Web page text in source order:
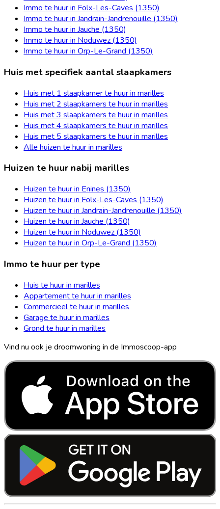
Immo te huur in Folx-Les-Caves (1350)
Immo te huur in Jandrain-Jandrenouille (1350)
Immo te huur in Jauche (1350)
Immo te huur in Noduwez (1350)
Immo te huur in Orp-Le-Grand (1350)
Huis met specifiek aantal slaapkamers
Huis met 1 slaapkamer te huur in marilles
Huis met 2 slaapkamers te huur in marilles
Huis met 3 slaapkamers te huur in marilles
Huis met 4 slaapkamers te huur in marilles
Huis met 5 slaapkamers te huur in marilles
Alle huizen te huur in marilles
Huizen te huur nabij marilles
Huizen te huur in Enines (1350)
Huizen te huur in Folx-Les-Caves (1350)
Huizen te huur in Jandrain-Jandrenouille (1350)
Huizen te huur in Jauche (1350)
Huizen te huur in Noduwez (1350)
Huizen te huur in Orp-Le-Grand (1350)
Immo te huur per type
Huis te huur in marilles
Appartement te huur in marilles
Commercieel te huur in marilles
Garage te huur in marilles
Grond te huur in marilles
Vind nu ook je droomwoning in de Immoscoop-app